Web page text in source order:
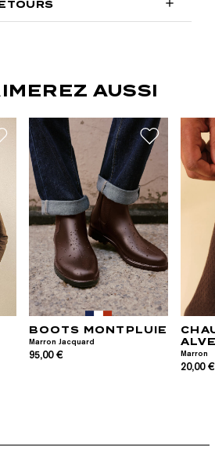

AUSSI
BOOTS MONTPLUIE
Marron Jacquard
95,00 € Marron
20,00 €